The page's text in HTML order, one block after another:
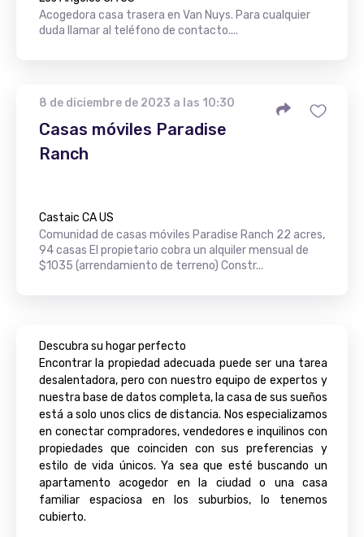
Acogedora casa trasera en Van Nuys. Para cualquier
duda llamar al teléfono de contacto....
8 de diciembre de 2023 a las 10:30
Casas móviles Paradise
Ranch
Castaic CA US
Comunidad de casas móviles Paradise Ranch 22 acres,
94 casas El propietario cobra un alquiler mensual de
$1035 (arrendamiento de terreno) Constr...
Descubra su hogar perfecto
Encontrar la propiedad adecuada puede ser una tarea
desalentadora, pero con nuestro equipo de expertos y
nuestra base de datos completa, la casa de sus sueños
está a solo unos clics de distancia. Nos especializamos
en conectar compradores, vendedores e inquilinos con
propiedades que coinciden con sus preferencias y
estilo de vida únicos. Ya sea que esté buscando un
apartamento acogedor en la ciudad o una casa
familiar espaciosa en los suburbios, lo tenemos
cubierto.